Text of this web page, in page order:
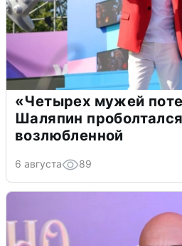
«Четырех мужей
Шаляпин
возлюбленной
6 августа 89